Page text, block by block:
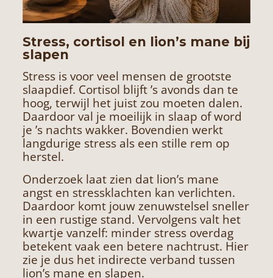
Stress, cortisol en lion’s mane bij
slapen
Stress is voor veel mensen de grootste
slaapdief. Cortisol blijft ’s avonds dan te
hoog, terwijl het juist zou moeten dalen.
Daardoor val je moeilijk in slaap of word
je ’s nachts wakker. Bovendien werkt
langdurige stress als een stille rem op
herstel.
Onderzoek laat zien dat lion’s mane
angst en stressklachten kan verlichten.
Daardoor komt jouw zenuwstelsel sneller
in een rustige stand. Vervolgens valt het
kwartje vanzelf: minder stress overdag
betekent vaak een betere nachtrust. Hier
zie je dus het indirecte verband tussen
lion’s mane en slapen.